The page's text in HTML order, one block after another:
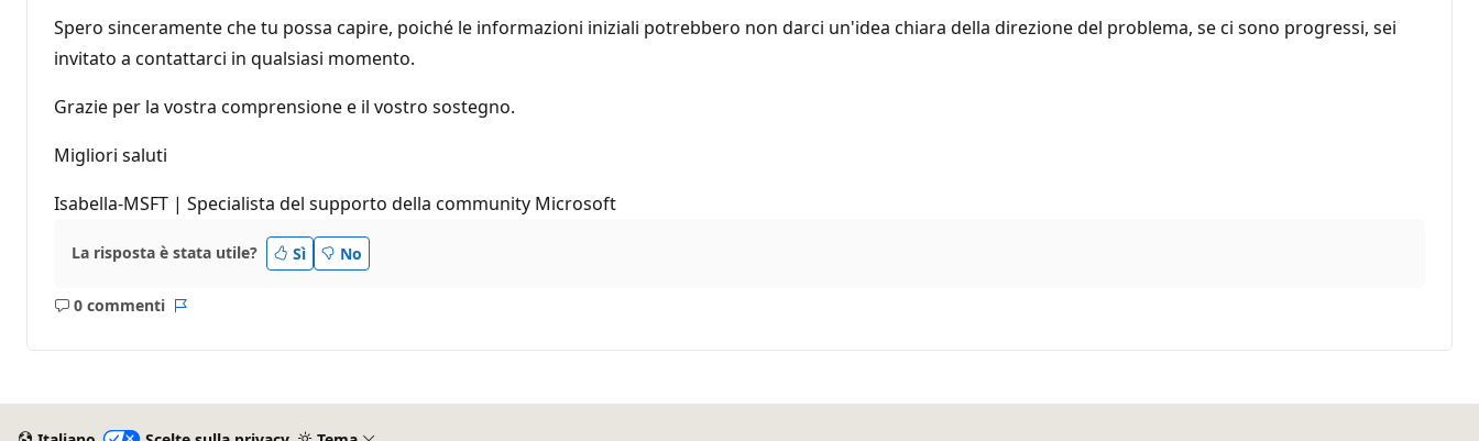
Spero sinceramente che tu possa capire, poiché le informazioni iniziali potrebbero non darci un'idea chiara della direzione del problema, se ci sono progressi, sei
invitato a contattarci in qualsiasi momento.
Grazie per la vostra comprensione e il vostro sostegno.
Migliori saluti
Isabella-MSFT | Specialista del supporto della community Microsoft
La risposta è stata utile? Sì No
0 commenti
Nessun